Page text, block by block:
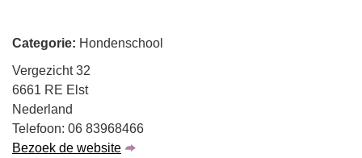
Categorie: Hondenschool
Vergezicht 32
6661 RE Elst
Nederland
Telefoon: 06 83968466
Bezoek de website